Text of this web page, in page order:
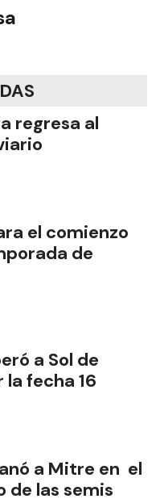
regresa al
el comienzo
de
a Sol de
fecha 16
a Mitre en el
de las semis